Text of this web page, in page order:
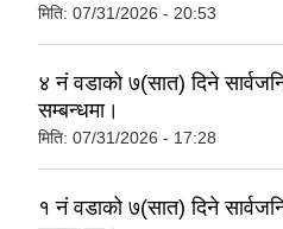
मिति: 07/31/2026 - 20:53
४ नं वडाको ७(सात) दिने
सम्बन्धमा।
मिति: 07/31/2026 - 17:28
१ नं वडाको ७(सात) दिने